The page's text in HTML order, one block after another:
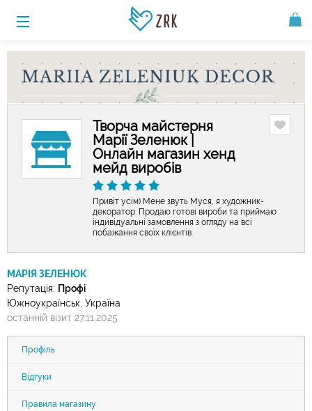
Творча майстерня
Марії Зеленюк |
Онлайн магазин хенд
мейд виробів
Привіт усім) Мене звуть Муся, я художник-
декоратор. Продаю готові вироби та приймаю
індивідуальні замовлення з огляду на всі
побажання своїх клієнтів.
МАРІЯ ЗЕЛЕНЮК
Репутація: Профі
Южноукраїнськ, Україна
останній візит 27.11.2025
Профіль
Відгуки
Правила магазину